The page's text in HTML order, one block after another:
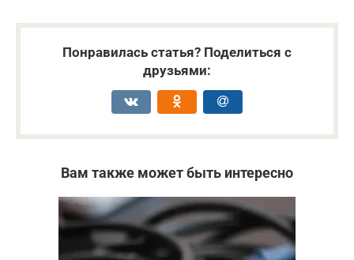
Понравилась статья? Поделиться с
друзьями:
Вам также может быть интересно